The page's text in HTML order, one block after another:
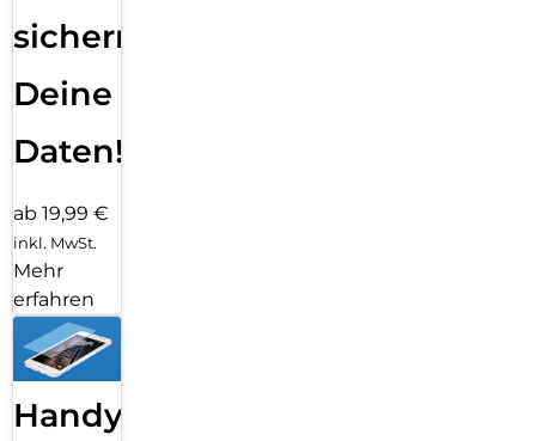
sichern
Deine
Daten!
ab 19,99 €
inkl. MwSt.
Mehr
erfahren
Handy